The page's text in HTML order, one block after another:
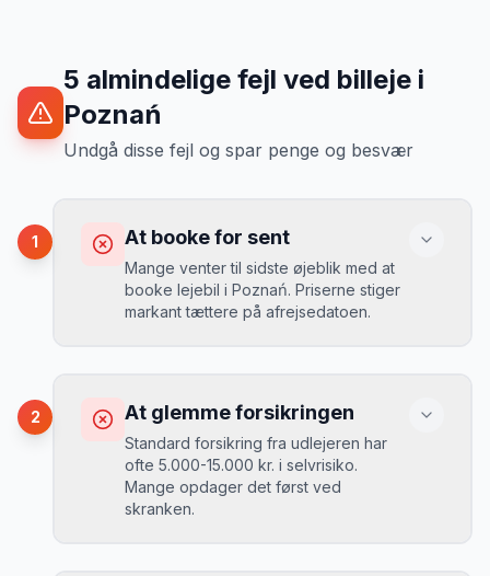
5 almindelige fejl ved billeje i
Poznań
Undgå disse fejl og spar penge og besvær
1 At booke for sent
Mange venter til sidste øjeblik med at
booke lejebil i Poznań. Priserne stiger
markant tættere på afrejsedatoen.
Du betaler 30-50% mere, og de bedste
biler er udsolgt.
Løsning
2 At glemme forsikringen
Standard forsikring fra udlejeren har
ofte 5.000-15.000 kr. i selvrisiko.
Mange opdager det først ved
skranken.